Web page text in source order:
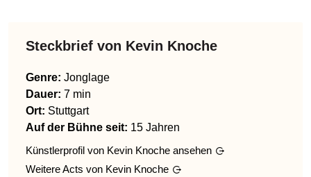
Steckbrief von Kevin Knoche
Genre: Jonglage
Dauer: 7 min
Ort: Stuttgart
Auf der Bühne seit: 15 Jahren
Künstlerprofil von Kevin Knoche ansehen
Weitere Acts von Kevin Knoche